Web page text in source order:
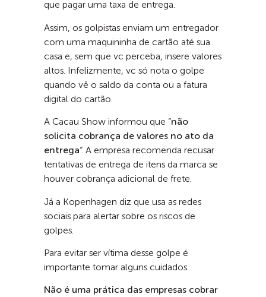
que pagar uma taxa de entrega.
Assim, os golpistas enviam um entregador
com uma maquininha de cartão até sua
casa e, sem que vc perceba, insere valores
altos. Infelizmente, vc só nota o golpe
quando vê o saldo da conta ou a fatura
digital do cartão.
A Cacau Show informou que “não
solicita cobrança de valores no ato da
entrega“. A empresa recomenda recusar
tentativas de entrega de itens da marca se
houver cobrança adicional de frete.
Já a Kopenhagen diz que usa as redes
sociais para alertar sobre os riscos de
golpes.
Para evitar ser vítima desse golpe é
importante tomar alguns cuidados.
Não é uma prática das empresas cobrar